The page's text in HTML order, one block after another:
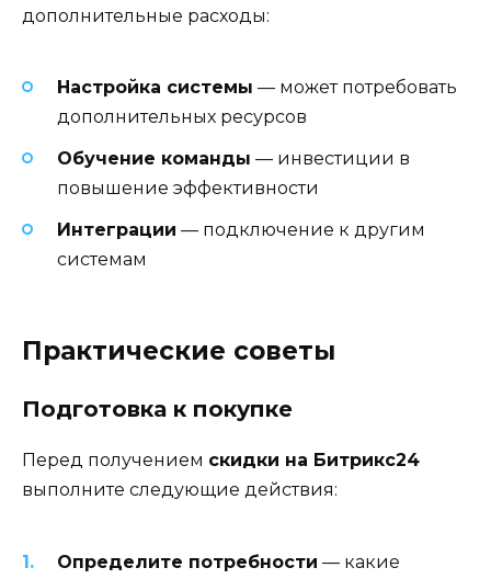
дополнительные расходы:
Настройка системы — может потребовать
дополнительных ресурсов
Обучение команды — инвестиции в
повышение эффективности
Интеграции — подключение к другим
системам
Практические советы
Подготовка к покупке
Перед получением скидки на Битрикс24
выполните следующие действия:
Определите потребности — какие